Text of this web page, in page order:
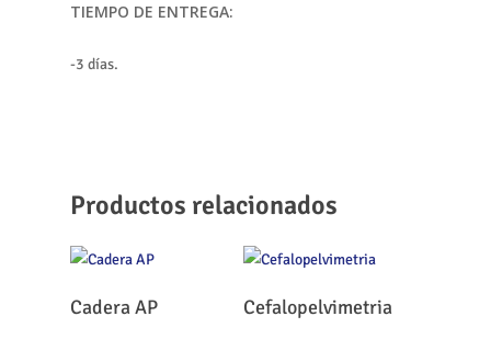
TIEMPO DE ENTREGA:
-3 días.
Productos relacionados
Leer Más
Cadera AP Leer Más
Cefalopelvimetria